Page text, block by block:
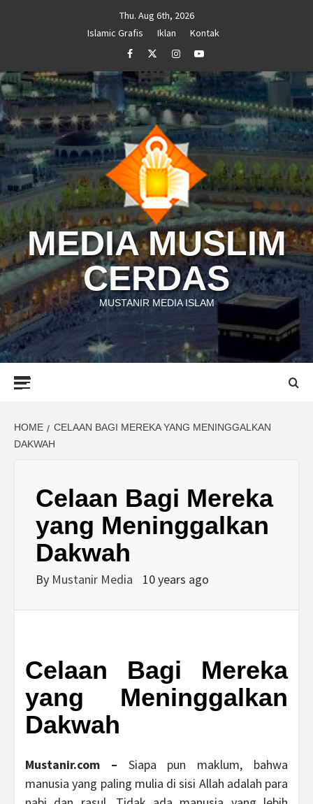
Thu. Aug 6th, 2026
Islamic Grafis
Iklan
Kontak
FacebookTwitterInstagramYoutube
MEDIA MUSLIM
CERDAS
MUSTANIR MEDIA ISLAM
HOME
CELAAN BAGI MEREKA YANG MENINGGALKAN
DAKWAH
Celaan Bagi Mereka
yang Meninggalkan
Dakwah
By Mustanir Media 10 years ago
Celaan Bagi Mereka
yang Meninggalkan
Dakwah
Mustanir.com – Siapa pun maklum, bahwa
manusia yang paling mulia di sisi Allah adalah para